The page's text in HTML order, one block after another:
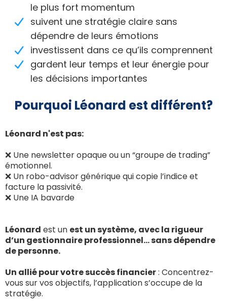
le plus fort momentum
suivent une stratégie claire sans
dépendre de leurs émotions
investissent dans ce qu’ils comprennent
gardent leur temps et leur énergie pour
les décisions importantes
Pourquoi Léonard est différent?
Léonard n'est pas:
❌ Une newsletter opaque ou un “groupe de trading”
émotionnel.
❌ Un robo-advisor générique qui copie l’indice et
facture la passivité.
❌ Une IA bavarde
Léonard est un est un système, avec la rigueur
d’un gestionnaire professionnel… sans dépendre
de personne.
Un allié pour votre succès financier: Concentrez-
vous sur vos objectifs, l’application s’occupe de la
stratégie.